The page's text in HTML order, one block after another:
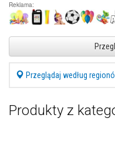
Reklama:
Przeglądaj według
Produkty z